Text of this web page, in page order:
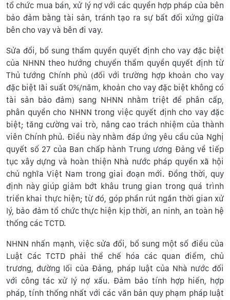
tổ chức mua bán, xử lý nợ với các quyền hợp pháp của bên
bảo đảm bằng tài sản, tránh tạo ra sự bất đối xứng giữa
bên cho vay và bên đi vay.
Sửa đổi, bổ sung thẩm quyền quyết định cho vay đặc biệt
của NHNN theo hướng chuyển thẩm quyền quyết định từ
Thủ tướng Chính phủ (đối với trường hợp khoản cho vay
đặc biệt lãi suất 0%/năm, khoản cho vay đặc biệt không có
tài sản bảo đảm) sang NHNN nhằm triệt để phân cấp,
phân quyền cho NHNN trong việc quyết định cho vay đặc
biệt; tăng cường vai trò, nâng cao trách nhiệm của thành
viên Chính phủ. Điều này nhằm đáp ứng yêu cầu của Nghị
quyết số 27 của Ban chấp hành Trung ương Đảng về tiếp
tục xây dựng và hoàn thiện Nhà nước pháp quyền xã hội
chủ nghĩa Việt Nam trong giai đoạn mới. Đồng thời, quy
định này giúp giảm bớt khâu trung gian trong quá trình
triển khai thực hiện; từ đó, góp phần rút ngắn thời gian xử
lý, bảo đảm tổ chức thực hiện kịp thời, an ninh, an toàn hệ
thống các TCTD.
NHNN nhấn mạnh, việc sửa đổi, bổ sung một số điều của
Luật Các TCTD phải thể chế hóa các quan điểm, chủ
trương, đường lối của Đảng, pháp luật của Nhà nước đối
với công tác xử lý nợ xấu. Đảm bảo tính hợp hiến, hợp
pháp, tính thống nhất với các văn bản quy phạm pháp luật